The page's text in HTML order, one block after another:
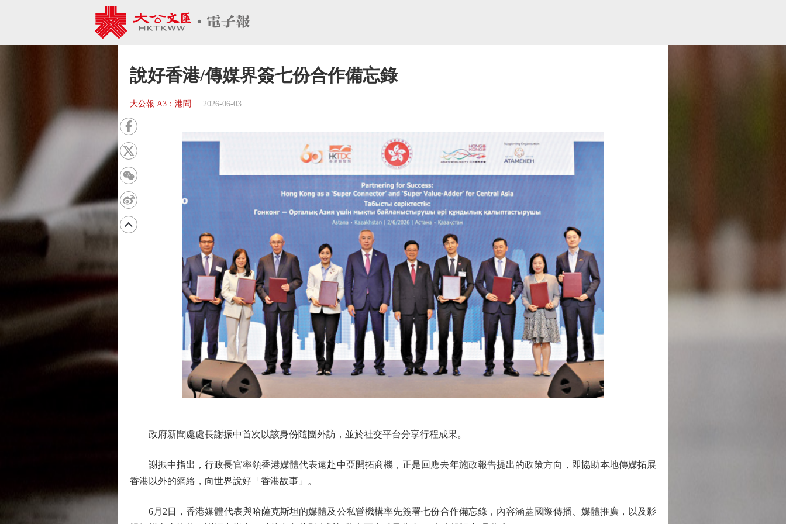
說好香港/傳媒界簽七份合作備忘錄
大公報 A3：港聞 2026-06-03
政府新聞處處長謝振中首次以該身份隨團外訪，並於社交平台分享行程成果。
謝振中指出，行政長官率領香港媒體代表遠赴中亞開拓商機，正是回應去年施政報告提出的政策方向，即協助本地傳媒拓展
香港以外的網絡，向世界說好「香港故事」。
6月2日，香港媒體代表與哈薩克斯坦的媒體及公私營機構率先簽署七份合作備忘錄，內容涵蓋國際傳播、媒體推廣，以及影